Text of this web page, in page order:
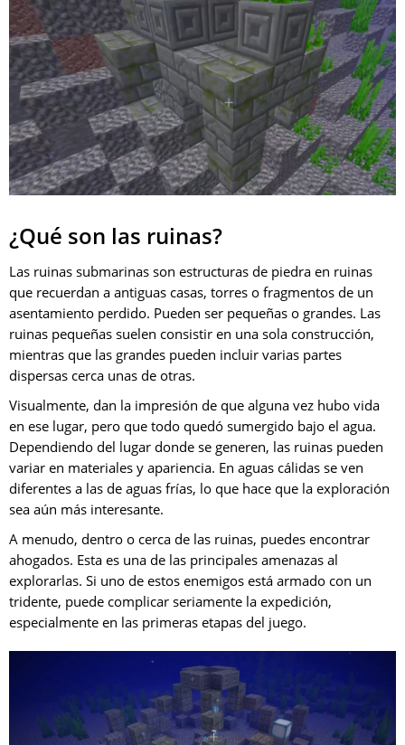
¿Qué son las ruinas?
Las ruinas submarinas son estructuras de piedra en ruinas
que recuerdan a antiguas casas, torres o fragmentos de un
asentamiento perdido. Pueden ser pequeñas o grandes. Las
ruinas pequeñas suelen consistir en una sola construcción,
mientras que las grandes pueden incluir varias partes
dispersas cerca unas de otras.
Visualmente, dan la impresión de que alguna vez hubo vida
en ese lugar, pero que todo quedó sumergido bajo el agua.
Dependiendo del lugar donde se generen, las ruinas pueden
variar en materiales y apariencia. En aguas cálidas se ven
diferentes a las de aguas frías, lo que hace que la exploración
sea aún más interesante.
A menudo, dentro o cerca de las ruinas, puedes encontrar
ahogados. Esta es una de las principales amenazas al
explorarlas. Si uno de estos enemigos está armado con un
tridente, puede complicar seriamente la expedición,
especialmente en las primeras etapas del juego.